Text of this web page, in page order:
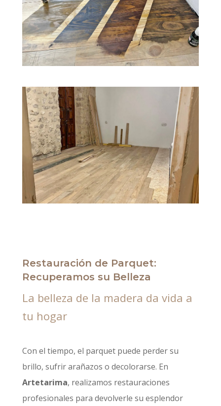
Restauración de Parquet:
Recuperamos su Belleza
La belleza de la madera da vida a
tu hogar
Con el tiempo, el parquet puede perder su
brillo, sufrir arañazos o decolorarse. En
Artetarima, realizamos restauraciones
profesionales para devolverle su esplendor